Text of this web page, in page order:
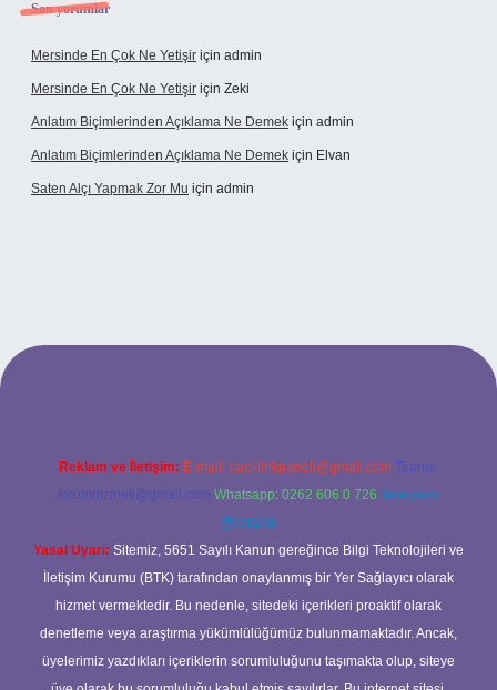
Son yorumlar
Mersinde En Çok Ne Yetişir için admin
Mersinde En Çok Ne Yetişir için Zeki
Anlatım Biçimlerinden Açıklama Ne Demek için admin
Anlatım Biçimlerinden Açıklama Ne Demek için Elvan
Saten Alçı Yapmak Zor Mu için admin
Reklam ve İletişim: E-mail: backlinkpaneli@gmail.com Teams:
forumhizmeti@gmail.com Whatsapp: 0262 606 0 726 Telegram:
@karabul
Yasal Uyarı: Sitemiz, 5651 Sayılı Kanun gereğince Bilgi Teknolojileri ve
İletişim Kurumu (BTK) tarafından onaylanmış bir Yer Sağlayıcı olarak
hizmet vermektedir. Bu nedenle, sitedeki içerikleri proaktif olarak
denetleme veya araştırma yükümlülüğümüz bulunmamaktadır. Ancak,
üyelerimiz yazdıkları içeriklerin sorumluluğunu taşımakta olup, siteye